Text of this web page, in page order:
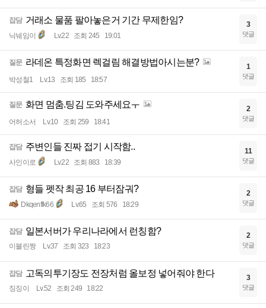
잡담 거래소 물품 팔아놓은거 기간 무제한임?
닉눼임이 Lv.22 조회 245 19:01
3
댓글
질문 라데온 특정화면 렉걸림 해결방법아시는분?
박성철1 Lv.13 조회 185 18:57
1
댓글
질문 화면 멈춤.팅김 도와주세요ㅜ
어허소서 Lv.10 조회 259 18:41
2
댓글
잡담 주변인들 진짜 접기 시작함..
사인이로 Lv.22 조회 883 18:39
11
댓글
잡담 형들 펫작 최공 16 부터잠궈?
Dkqenffk66 Lv.65 조회 576 18:29
2
댓글
잡담 일본서버가 우리나라에서 런칭함?
이블린짱 Lv.37 조회 323 18:23
2
댓글
잡담 고독의투기장도 전장처럼 올보정 넣어줘야 한다
징징이 Lv.52 조회 249 18:22
3
댓글